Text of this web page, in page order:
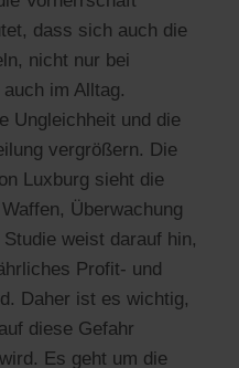
dass sich auch die
nicht nur bei
im Alltag.
Ungleichheit und die
vergrößern. Die
Luxburg sieht die
Überwachung
weist darauf hin,
Profit- und
Daher ist es wichtig,
diese Gefahr
Es geht um die